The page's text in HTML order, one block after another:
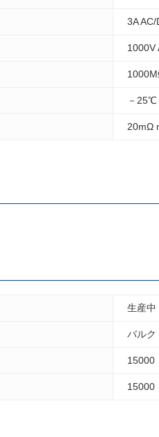
3A AC/
1000V
－
20mΩ
生産中
バルク
15000
15000